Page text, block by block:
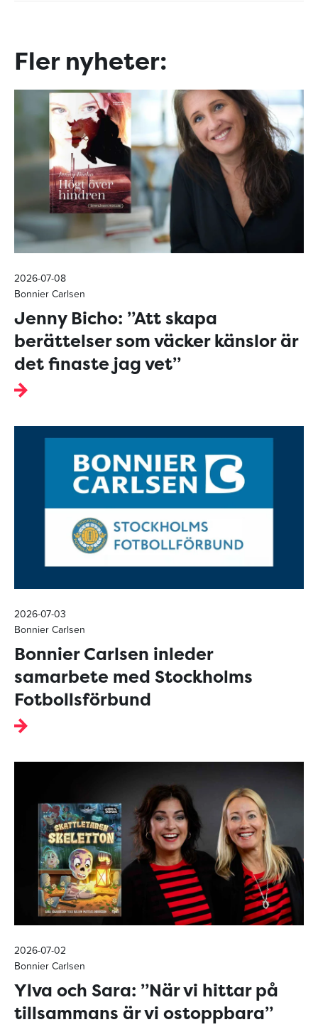
Fler nyheter:
2026-07-08
Bonnier Carlsen
Jenny Bicho: ”Att skapa
berättelser som väcker känslor är
det finaste jag vet”
2026-07-03
Bonnier Carlsen
Bonnier Carlsen inleder
samarbete med Stockholms
Fotbollsförbund
2026-07-02
Bonnier Carlsen
Ylva och Sara: ”När vi hittar på
tillsammans är vi ostoppbara”